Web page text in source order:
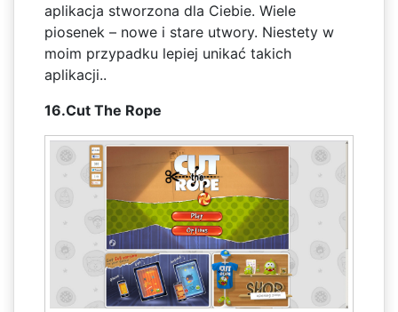
aplikacja stworzona dla Ciebie. Wiele
piosenek – nowe i stare utwory. Niestety w
moim przypadku lepiej unikać takich
aplikacji..
16.Cut The Rope